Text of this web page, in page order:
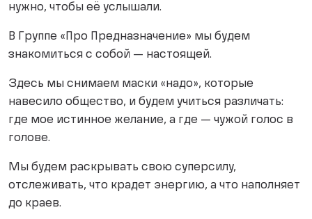
нужно, чтобы её услышали.
В Группе «Про Предназначение» мы будем
знакомиться с собой — настоящей.
Здесь мы снимаем маски «надо», которые
навесило общество, и будем учиться различать:
где мое истинное желание, а где — чужой голос в
голове.
Мы будем раскрывать свою суперсилу,
отслеживать, что крадет энергию, а что наполняет
до краев.